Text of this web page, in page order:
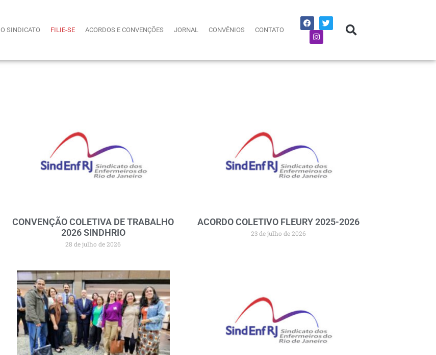
O SINDICATO FILIE-SE ACORDOS E CONVENÇÕES JORNAL CONVÊNIOS CONTATO
CONVENÇÃO COLETIVA DE TRABALHO
2026 SINDHRIO
28 de julho de 2026
ACORDO COLETIVO FLEURY 2025-2026
23 de julho de 2026